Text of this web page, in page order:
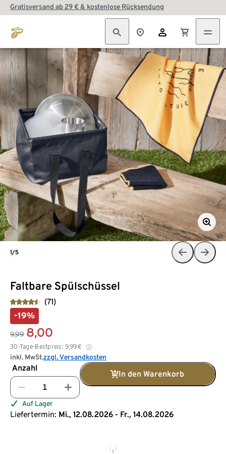
Gratisversand ab 29 € & kostenlose Rücksendung
Faltbare Spülschüssel
(71)
-19%
9,99 8,00
30-Tage-Bestpreis: 9,99€
inkl. MwSt.zzgl. Versandkosten
Anzahl
In den Warenkorb
Auf Lager
Liefertermin: Mi., 12.08.2026 - Fr., 14.08.2026
1/5